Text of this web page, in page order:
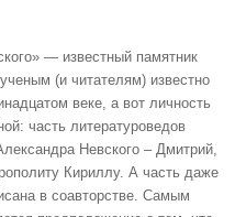
— известный памятник
(и читателям) известно
веке, а вот личность
часть литературоведов
Невского – Дмитрий,
Кириллу. А часть даже
в соавторстве. Самым